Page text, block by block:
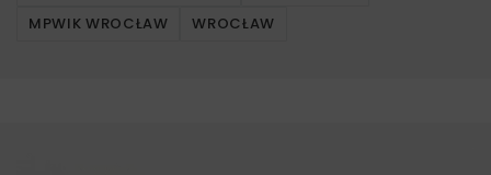
MPWIK WROCŁAW
WROCŁAW